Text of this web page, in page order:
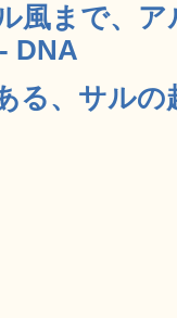
風まで、
DNA
る、サル